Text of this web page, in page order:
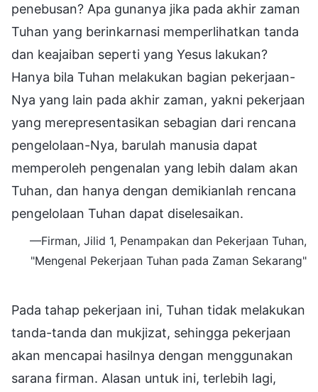
penebusan? Apa gunanya jika pada akhir zaman
Tuhan yang berinkarnasi memperlihatkan tanda
dan keajaiban seperti yang Yesus lakukan?
Hanya bila Tuhan melakukan bagian pekerjaan-
Nya yang lain pada akhir zaman, yakni pekerjaan
yang merepresentasikan sebagian dari rencana
pengelolaan-Nya, barulah manusia dapat
memperoleh pengenalan yang lebih dalam akan
Tuhan, dan hanya dengan demikianlah rencana
pengelolaan Tuhan dapat diselesaikan.
—Firman, Jilid 1, Penampakan dan Pekerjaan Tuhan,
"Mengenal Pekerjaan Tuhan pada Zaman Sekarang"
Pada tahap pekerjaan ini, Tuhan tidak melakukan
tanda-tanda dan mukjizat, sehingga pekerjaan
akan mencapai hasilnya dengan menggunakan
sarana firman. Alasan untuk ini, terlebih lagi,